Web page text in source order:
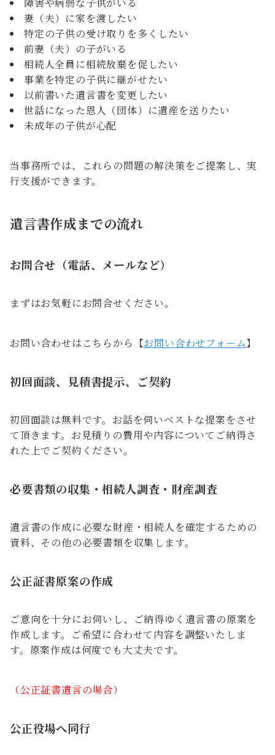
妻（夫）に家を渡したい
特定の子供の受け取りを多くしたい
前妻（夫）の子がいる
相続人全員に相続放棄を促したい
事業を特定の子供に継がせたい
以前書いた遺言書を変更したい
世話になった恩人（団体）に遺産を送りたい
未成年の子供が心配
当事務所では、これらの問題の解決策をご提案し、実
行支援ができます。
遺言書作成までの流れ
お問合せ（電話、メールなど）
まずはお気軽にお問合せください。
お問い合わせはこちらから【お問い合わせフォーム】
初回面談、見積書提示、ご契約
初回面談は無料です。お話を伺いベストな提案をさせ
て頂きます。お見積りの費用や内容についてご納得さ
れた上でご契約ください。
必要書類の収集・相続人調査・財産調査
遺言書の作成に必要な財産・相続人を確定するための
資料、その他の必要書類を収集します。
公正証書原案の作成
ご意向を十分にお伺いし、ご納得ゆく遺言書の原案を
作成します。ご希望に合わせて内容を調整いたしま
す。原案作成は何度でも大丈夫です。
（公正証書遺言の場合）
公正役場へ同行